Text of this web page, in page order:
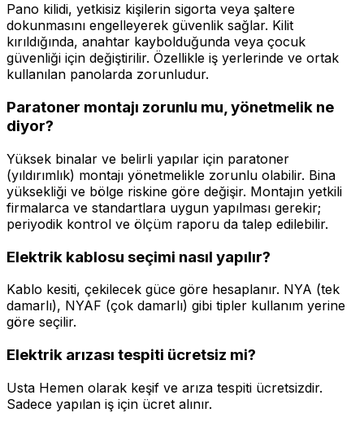
Pano kilidi, yetkisiz kişilerin sigorta veya şaltere
dokunmasını engelleyerek güvenlik sağlar. Kilit
kırıldığında, anahtar kaybolduğunda veya çocuk
güvenliği için değiştirilir. Özellikle iş yerlerinde ve ortak
kullanılan panolarda zorunludur.
Paratoner montajı zorunlu mu, yönetmelik ne
diyor?
Yüksek binalar ve belirli yapılar için paratoner
(yıldırımlık) montajı yönetmelikle zorunlu olabilir. Bina
yüksekliği ve bölge riskine göre değişir. Montajın yetkili
firmalarca ve standartlara uygun yapılması gerekir;
periyodik kontrol ve ölçüm raporu da talep edilebilir.
Elektrik kablosu seçimi nasıl yapılır?
Kablo kesiti, çekilecek güce göre hesaplanır. NYA (tek
damarlı), NYAF (çok damarlı) gibi tipler kullanım yerine
göre seçilir.
Elektrik arızası tespiti ücretsiz mi?
Usta Hemen olarak keşif ve arıza tespiti ücretsizdir.
Sadece yapılan iş için ücret alınır.